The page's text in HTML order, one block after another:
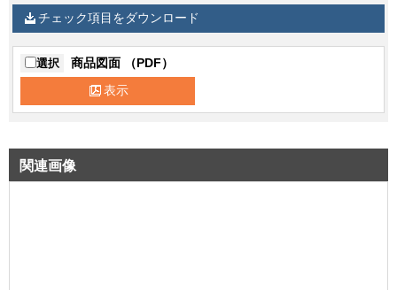
チェック項目をダウンロード
選択 商品図面 （PDF）
表示
関連画像